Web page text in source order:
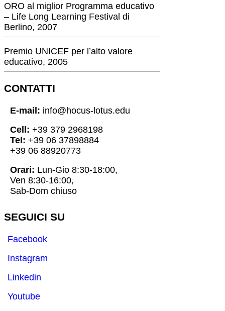
ORO al miglior Programma educativo
– Life Long Learning Festival di
Berlino, 2007
Premio UNICEF per l’alto valore
educativo, 2005
CONTATTI
E-mail: info@hocus-lotus.edu
Cell: +39 379 2968198
Tel: +39 06 37898884
+39 06 88920773
Orari: Lun-Gio 8:30-18:00,
Ven 8:30-16:00,
Sab-Dom chiuso
SEGUICI SU
Facebook
Instagram
Linkedin
Youtube